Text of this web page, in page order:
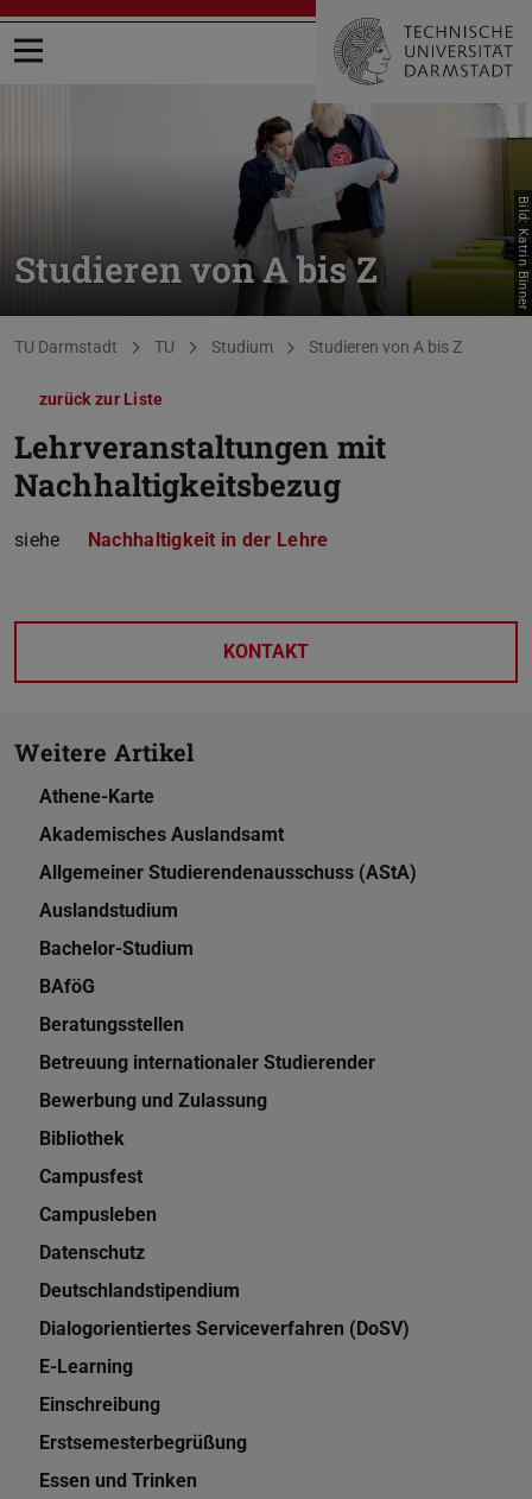
Menü öffnen
Studieren von A bis Z Bild: Katrin Binner
Sie befinden sich hier:
TU Darmstadt TU Studium Studieren von A bis Z
zurück zur Liste
Lehrveranstaltungen mit
Nachhaltigkeitsbezug
siehe Nachhaltigkeit in der Lehre
KONTAKT
Weitere Artikel
Athene-Karte
Akademisches Auslandsamt
Allgemeiner Studierendenausschuss (AStA)
Auslandstudium
Bachelor-Studium
BAföG
Beratungsstellen
Betreuung internationaler Studierender
Bewerbung und Zulassung
Bibliothek
Campusfest
Campusleben
Datenschutz
Deutschlandstipendium
Dialogorientiertes Serviceverfahren (DoSV)
E-Learning
Einschreibung
Erstsemesterbegrüßung
Essen und Trinken